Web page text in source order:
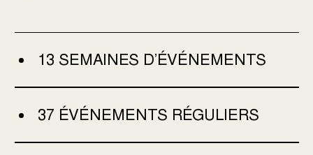
13 SEMAINES D’ÉVÉNEMENTS
37 ÉVÉNEMENTS RÉGULIERS